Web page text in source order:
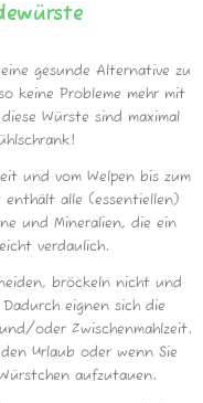
gesunde Alternative zu
keine Probleme mehr mit
Würste sind maximal
und vom Welpen bis zum
enthält alle (essentiellen)
und Mineralien, die ein
verdaulich.
bröckeln nicht und
eignen sich die
oder Zwischenmahlzeit.
Urlaub oder wenn Sie
aufzutauen.